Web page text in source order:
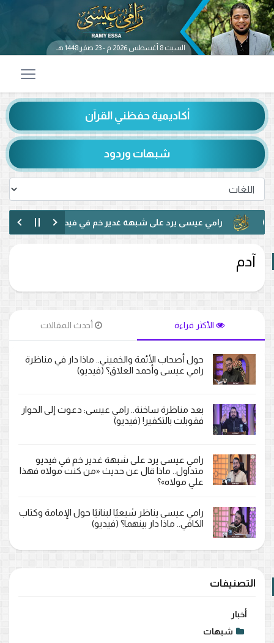
السبت 8 أغسطس 2026 م - 23 صفر 1448 هـ
أكاديمية حفظني القرآن
شبهات وردود
رامي عيسى يرد على شبهة غدير خم في فيديو متداول.. ماذا
آدم
الأكثر قراءة أحدث المقالات
حول أصحاب الأئمة والخميني.. ماذا دار في مناظرة
رامي عيسى وأحمد العلاق؟ (فيديو)
بعد مناظرة ساخنة.. رامي عيسى: دعوت إلى الحوار
فقوبلت بالتكفير! (فيديو)
رامي عيسى يرد على شبهة غدير خم في فيديو
متداول.. ماذا قال عن حديث «من كنت مولاه فهذا
علي مولاه»؟
رامي عيسى يناظر شيعيًا لبنانيًا حول الإمامة وكتاب
الكافي.. ماذا دار بينهما؟ (فيديو)
التصنيفات
أخبار
شبهات